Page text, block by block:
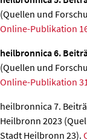
(Quellen und
Online-Publikation
heilbronnica 6.
(Quellen und
Online-Publikation
heilbronnica 7.
Heilbronn 2023
Stadt Heilbronn 23).